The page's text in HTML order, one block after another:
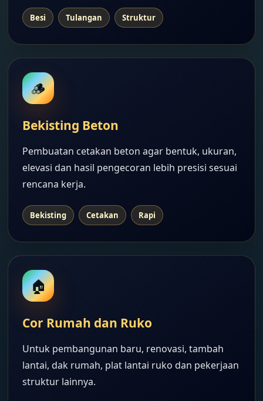
Besi Tulangan Struktur
🪵
Bekisting Beton
Pembuatan cetakan beton agar bentuk, ukuran,
elevasi dan hasil pengecoran lebih presisi sesuai
rencana kerja.
Bekisting Cetakan Rapi
🏠
Cor Rumah dan Ruko
Untuk pembangunan baru, renovasi, tambah
lantai, dak rumah, plat lantai ruko dan pekerjaan
struktur lainnya.